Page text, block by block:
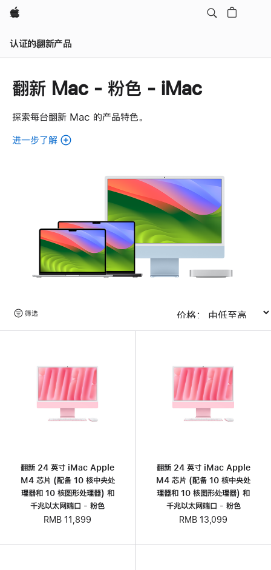
Apple
认证的翻新产品
翻新 Mac - 粉色 - iMac
探索每台翻新 Mac 的产品特色。
进一步了解
Mac。
览
筛选
翻新 24 英寸 iMac Apple
M4 芯片 (配备 10 核中央处
理器和 10 核图形处理器) 和
千兆以太网端口 - 粉色
RMB 11,899
翻新 24 英寸 iMac Apple
M4 芯片 (配备 10 核中央处
理器和 10 核图形处理器) 和
千兆以太网端口 - 粉色
RMB 13,099